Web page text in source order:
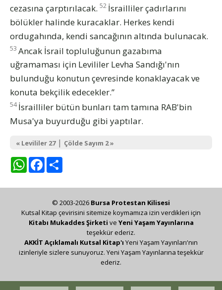
cezasına çarptırılacak. 52 İsrailliler çadırlarını
bölükler halinde kuracaklar. Herkes kendi
ordugahında, kendi sancağının altında bulunacak.
53 Ancak İsrail topluluğunun gazabıma
uğramaması için Levililer Levha Sandığı'nın
bulunduğu konutun çevresinde konaklayacak ve
konuta bekçilik edecekler.”
54 İsrailliler bütün bunları tam tamına RAB'bin
Musa'ya buyurduğu gibi yaptılar.
« Levililer 27| Çölde Sayım 2 »
WhatsAppFacebook
© 2003-2026 Bursa Protestan Kilisesi
Kutsal Kitap çevirisini sitemize koymamıza izin verdikleri için
Kitabı Mukaddes Şirketi ve Yeni Yaşam Yayınlarına
teşekkür ederiz.
AKKİT Açıklamalı Kutsal Kitap'ı Yeni Yaşam Yayınları'nın
izinleriyle sizlere sunuyoruz. Yeni Yaşam Yayınlarına teşekkür
ederiz.